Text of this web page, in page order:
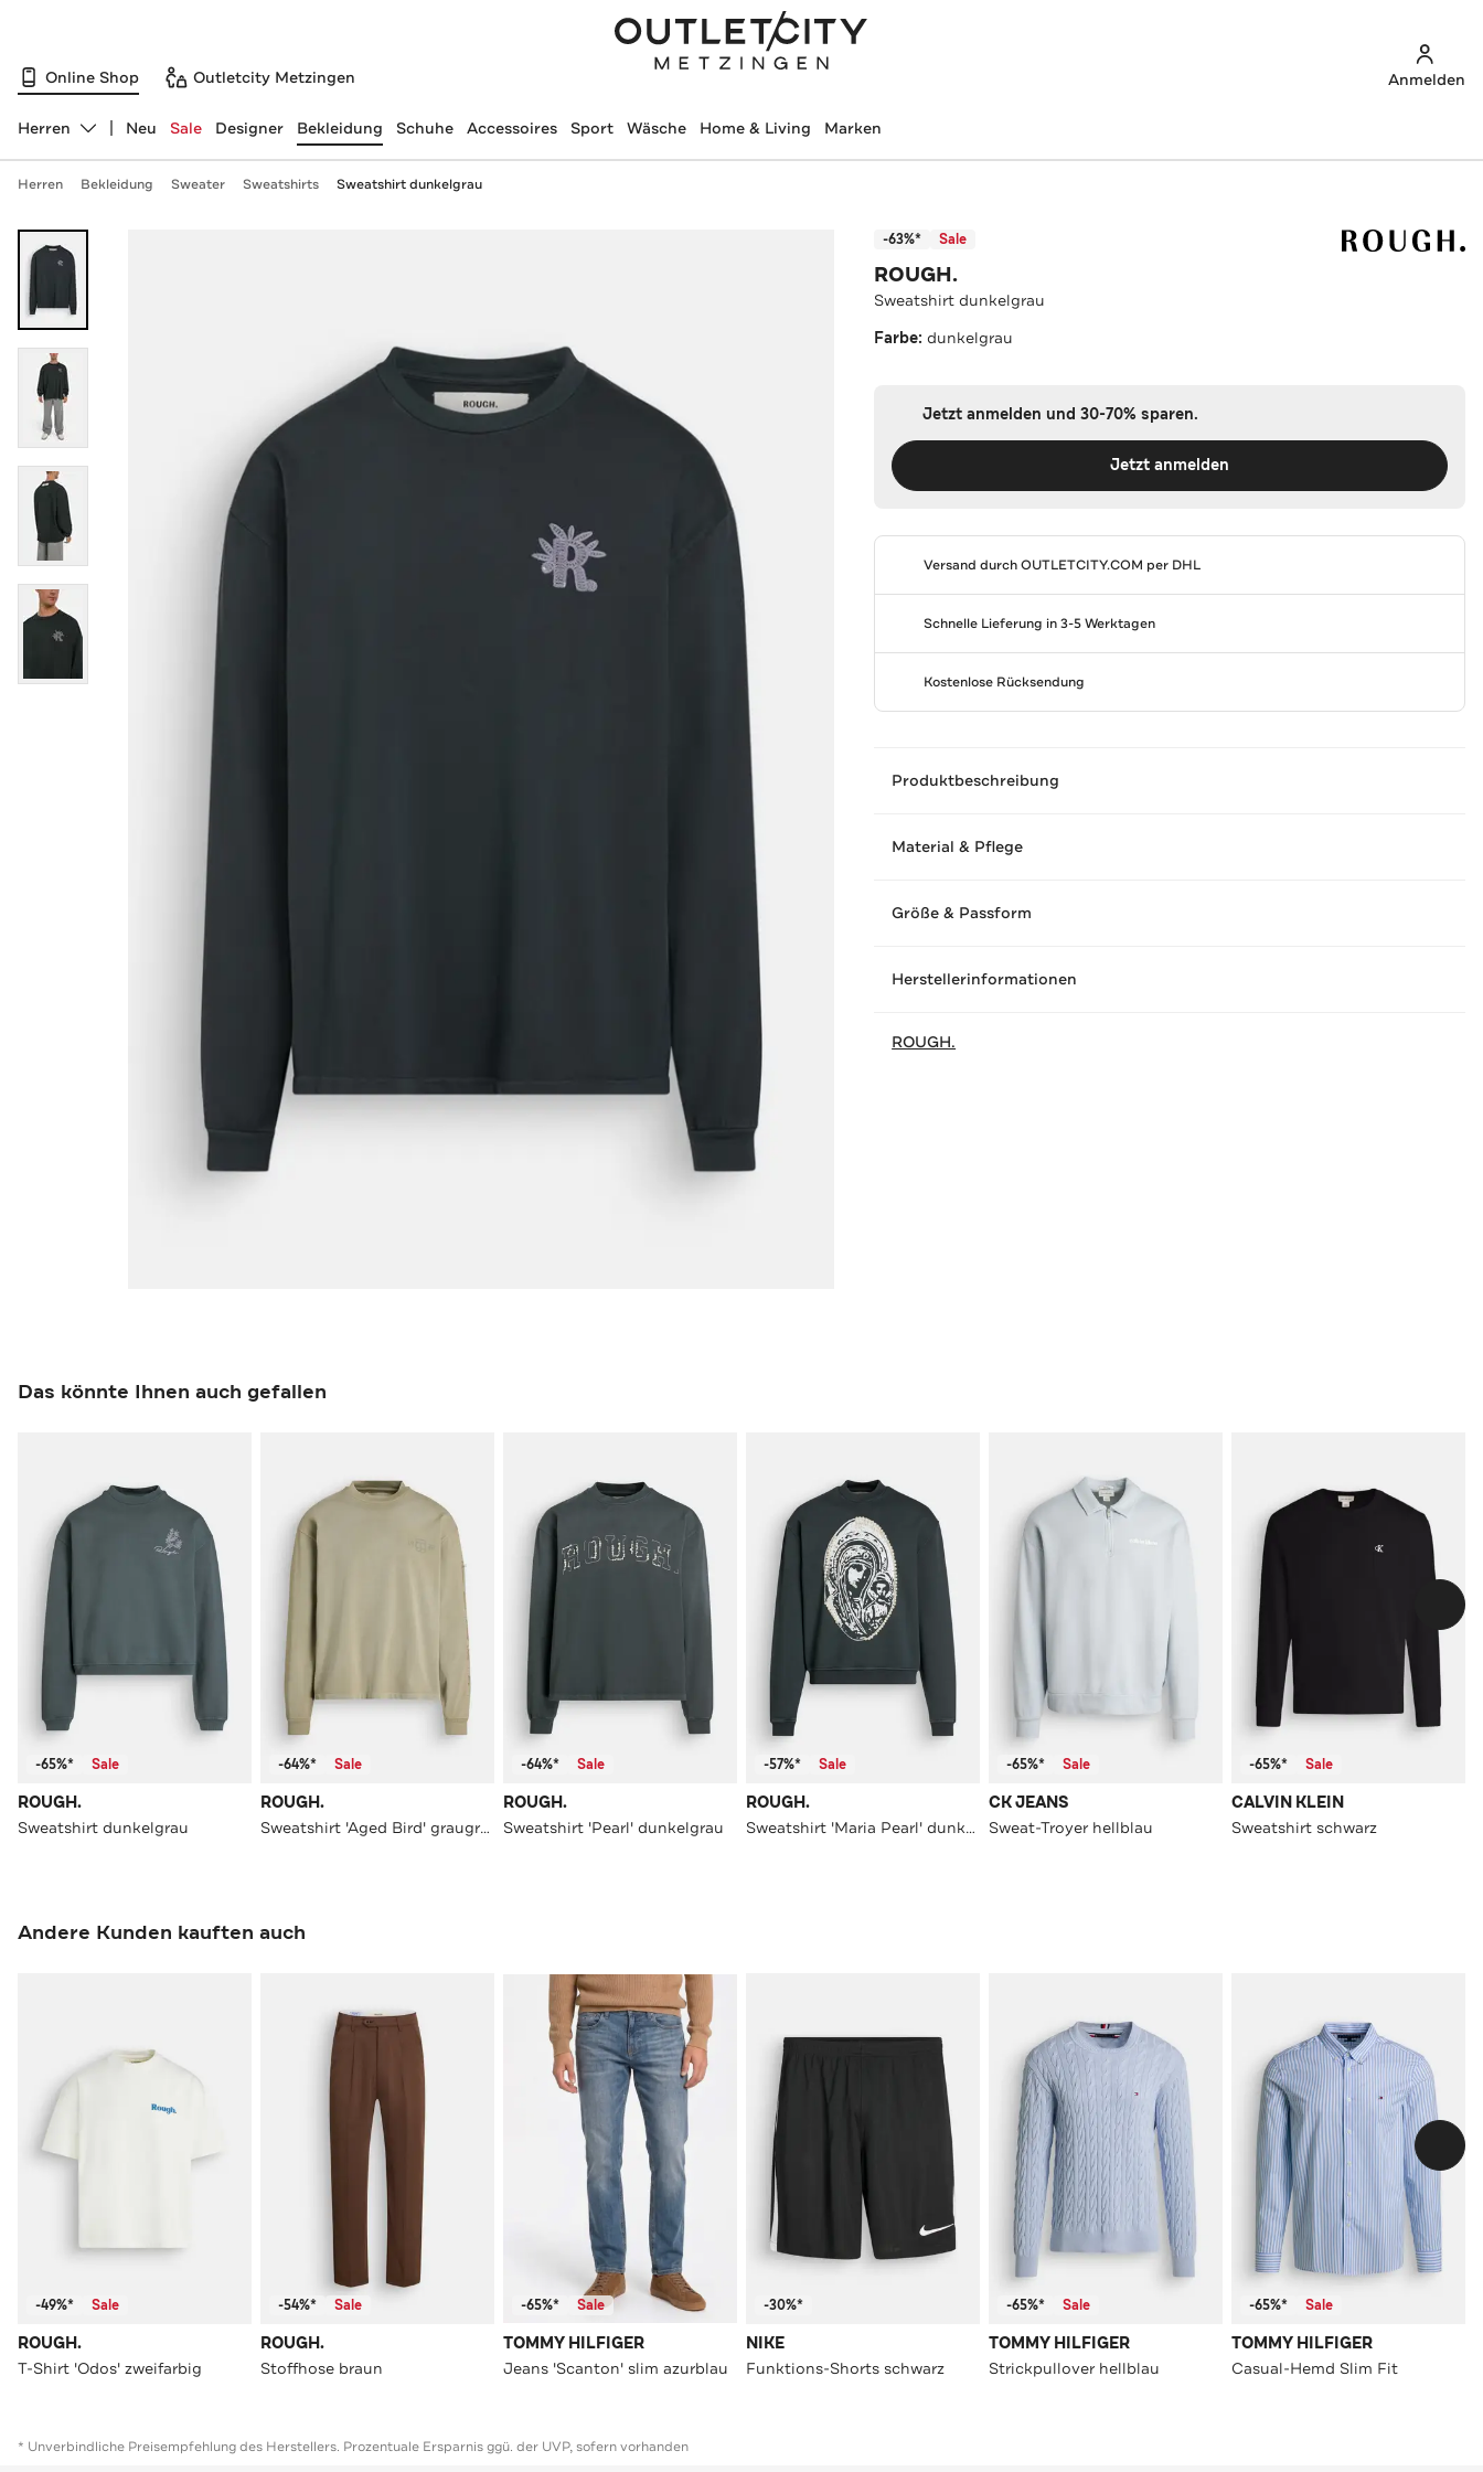
Online Shop Outletcity Metzingen Anmelden
Abteilung ändern, ausgewählt:
Herren Neu Sale Designer Bekleidung Schuhe Accessoires Sport Wäsche Home & Living Marken
Herren Bekleidung Sweater Sweatshirts Sweatshirt dunkelgrau
-63%* Sale
ROUGH.
Sweatshirt dunkelgrau
Farbe:dunkelgrau
Jetzt anmelden und 30-70% sparen.
Jetzt anmelden
Versand durchOUTLETCITY.COM per DHL
Schnelle Lieferung in 3-5 Werktagen
Kostenlose Rücksendung
Produktbeschreibung
Material & Pflege
Größe & Passform
Herstellerinformationen
ROUGH.
Das könnte Ihnen auch gefallen
-65%* Sale
ROUGH.
Sweatshirt dunkelgrau
-64%* Sale
ROUGH.
Sweatshirt 'Aged Bird' graugrün
-64%* Sale
ROUGH.
Sweatshirt 'Pearl' dunkelgrau
-57%* Sale
ROUGH.
Sweatshirt 'Maria Pearl' dunkelgrau
-65%* Sale
CK JEANS
Sweat-Troyer hellblau
-65%* Sale
CALVIN KLEIN
Sweatshirt schwarz
Andere Kunden kauften auch
-49%* Sale
ROUGH.
T-Shirt 'Odos' zweifarbig
-54%* Sale
ROUGH.
Stoffhose braun
-65%* Sale
TOMMY HILFIGER
Jeans 'Scanton' slim azurblau
-30%*
NIKE
Funktions-Shorts schwarz
-65%* Sale
TOMMY HILFIGER
Strickpullover hellblau
-65%* Sale
TOMMY HILFIGER
Casual-Hemd Slim Fit
* Unverbindliche Preisempfehlung des Herstellers. Prozentuale Ersparnis ggü. der UVP, sofern vorhanden